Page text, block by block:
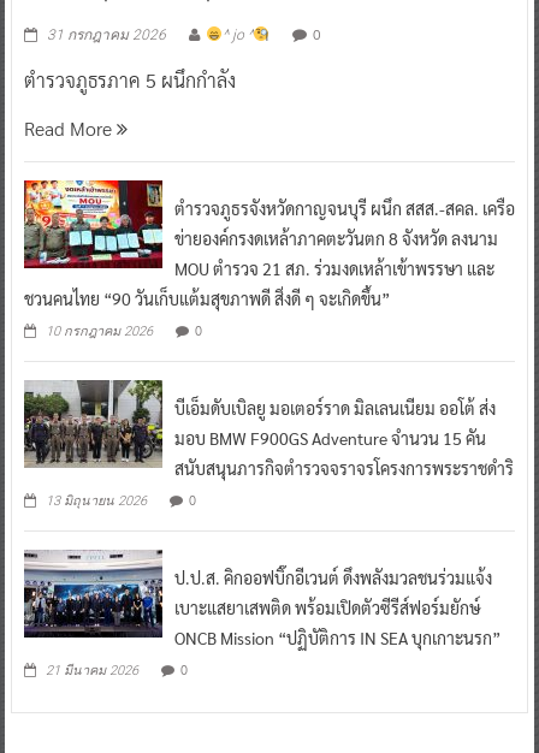
31 กรกฎาคม 2026 ^ jo ^ 0
ตำรวจภูธรภาค 5 ผนึกกำลัง
Read More
ตำรวจภูธรจังหวัดกาญจนบุรี ผนึก สสส.-สคล. เครือ
ข่ายองค์กรงดเหล้าภาคตะวันตก 8 จังหวัด ลงนาม
MOU ตำรวจ 21 สภ. ร่วมงดเหล้าเข้าพรรษา และ
ชวนคนไทย “90 วันเก็บแต้มสุขภาพดี สิ่งดี ๆ จะเกิดขึ้น”
10 กรกฎาคม 2026 0
บีเอ็มดับเบิลยู มอเตอร์ราด มิลเลนเนียม ออโต้ ส่ง
มอบ BMW F900GS Adventure จำนวน 15 คัน
สนับสนุนภารกิจตำรวจจราจรโครงการพระราชดำริ
13 มิถุนายน 2026 0
ป.ป.ส. คิกออฟบิ๊กอีเวนต์ ดึงพลังมวลชนร่วมแจ้ง
เบาะแสยาเสพติด พร้อมเปิดตัวซีรีส์ฟอร์มยักษ์
ONCB Mission “ปฏิบัติการ IN SEA บุกเกาะนรก”
21 มีนาคม 2026 0